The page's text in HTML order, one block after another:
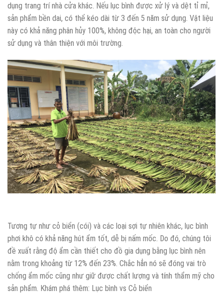
dụng trang trí nhà cửa khác. Nếu lục bình được xử lý và dệt tỉ mỉ,
sản phẩm bền dai, có thể kéo dài từ 3 đến 5 năm sử dụng. Vật liệu
này có khả năng phân hủy 100%, không độc hại, an toàn cho người
sử dụng và thân thiện với môi trường.
Tương tự như cỏ biển (cói) và các loại sợi tự nhiên khác, lục bình
phơi khô có khả năng hút ẩm tốt, dễ bị nấm mốc. Do đó, chúng tôi
đề xuất rằng độ ẩm cần thiết cho đồ gia dụng bằng lục bình nên
nằm trong khoảng từ 12% đến 23%. Chắc hẳn nó sẽ đóng vai trò
chống ẩm mốc cũng như giữ được chất lượng và tính thẩm mỹ cho
sản phẩm. Khám phá thêm: Lục bình vs Cỏ biển